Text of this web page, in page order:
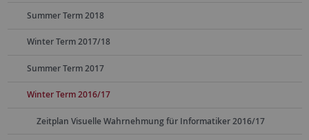
Summer Term 2018
Winter Term 2017/18
Summer Term 2017
Winter Term 2016/17
Zeitplan Visuelle Wahrnehmung für Informatiker 2016/17